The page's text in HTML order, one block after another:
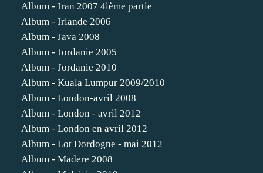
Album - Iran 2007 4ième partie
Album - Irlande 2006
Album - Java 2008
Album - Jordanie 2005
Album - Jordanie 2010
Album - Kuala Lumpur 2009/2010
Album - London-avril 2008
Album - London - avril 2012
Album - London en avril 2012
Album - Lot Dordogne - mai 2012
Album - Madere 2008